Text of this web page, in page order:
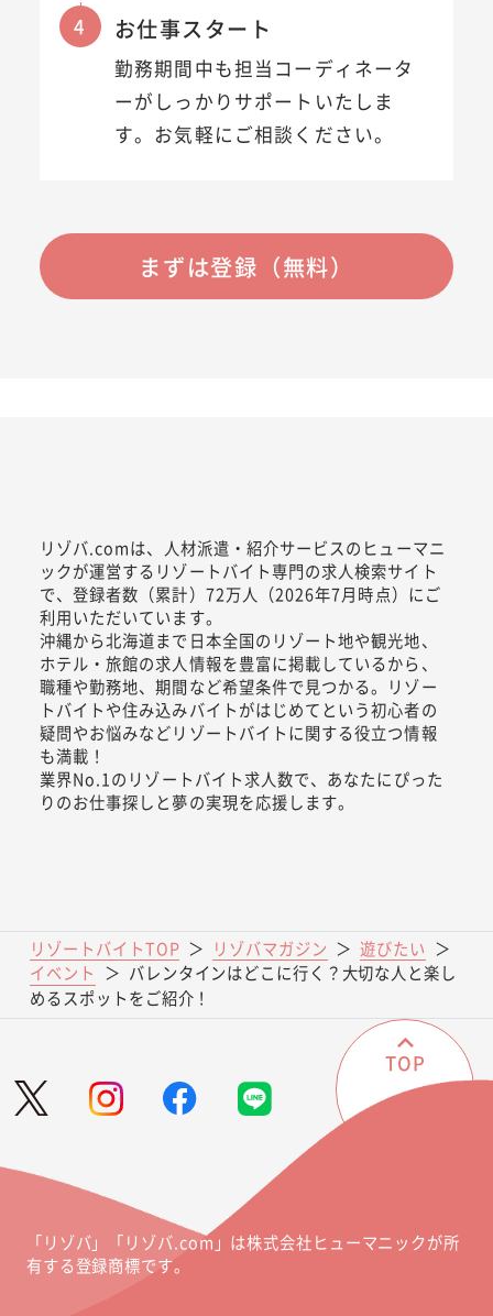
4 お仕事スタート
勤務期間中も担当コーディネータ
ーがしっかりサポートいたしま
す。お気軽にご相談ください。
まずは登録（無料）
リゾバ.comは、人材派遣・紹介サービスのヒューマニ
ックが運営するリゾートバイト専門の求人検索サイト
で、登録者数（累計）72万人（2026年7月時点）にご
利用いただいています。
沖縄から北海道まで日本全国のリゾート地や観光地、
ホテル・旅館の求人情報を豊富に掲載しているから、
職種や勤務地、期間など希望条件で見つかる。リゾー
トバイトや住み込みバイトがはじめてという初心者の
疑問やお悩みなどリゾートバイトに関する役立つ情報
も満載！
業界No.1のリゾートバイト求人数で、あなたにぴった
りのお仕事探しと夢の実現を応援します。
リゾートバイトTOP ＞ リゾバマガジン ＞ 遊びたい ＞
イベント ＞ バレンタインはどこに行く？大切な人と楽し
めるスポットをご紹介！
TOP
「リゾバ」「リゾバ.com」は株式会社ヒューマニックが所
有する登録商標です。